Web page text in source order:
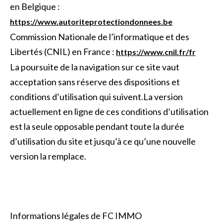
en Belgique :
https://www.autoriteprotectiondonnees.be
Commission Nationale de l’informatique et des
Libertés (CNIL) en France : https://www.cnil.fr/fr
La poursuite de la navigation sur ce site vaut
acceptation sans réserve des dispositions et
conditions d’utilisation qui suivent.La version
actuellement en ligne de ces conditions d’utilisation
est la seule opposable pendant toute la durée
d’utilisation du site et jusqu’à ce qu’une nouvelle
version la remplace.
Informations légales de FC IMMO